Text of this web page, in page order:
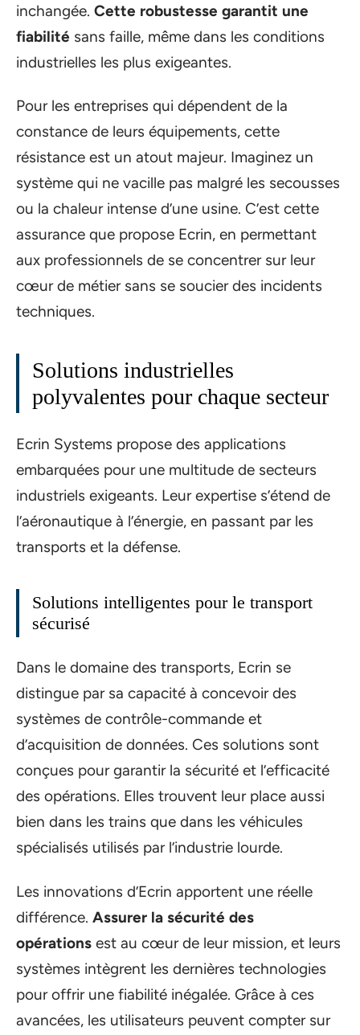
inchangée. Cette robustesse garantit une
fiabilité sans faille, même dans les conditions
industrielles les plus exigeantes.
Pour les entreprises qui dépendent de la
constance de leurs équipements, cette
résistance est un atout majeur. Imaginez un
système qui ne vacille pas malgré les secousses
ou la chaleur intense d’une usine. C’est cette
assurance que propose Ecrin, en permettant
aux professionnels de se concentrer sur leur
cœur de métier sans se soucier des incidents
techniques.
Solutions industrielles
polyvalentes pour chaque secteur
Ecrin Systems propose des applications
embarquées pour une multitude de secteurs
industriels exigeants. Leur expertise s’étend de
l’aéronautique à l’énergie, en passant par les
transports et la défense.
Solutions intelligentes pour le transport
sécurisé
Dans le domaine des transports, Ecrin se
distingue par sa capacité à concevoir des
systèmes de contrôle-commande et
d’acquisition de données. Ces solutions sont
conçues pour garantir la sécurité et l’efficacité
des opérations. Elles trouvent leur place aussi
bien dans les trains que dans les véhicules
spécialisés utilisés par l’industrie lourde.
Les innovations d’Ecrin apportent une réelle
différence. Assurer la sécurité des
opérations est au cœur de leur mission, et leurs
systèmes intègrent les dernières technologies
pour offrir une fiabilité inégalée. Grâce à ces
avancées, les utilisateurs peuvent compter sur